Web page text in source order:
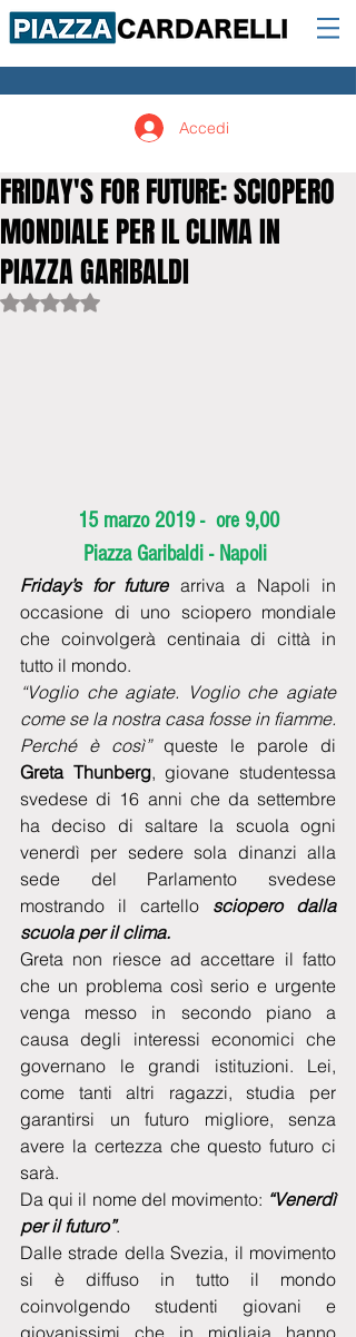
Accedi
FRIDAY'S FOR FUTURE: SCIOPERO
MONDIALE PER IL CLIMA IN
PIAZZA GARIBALDI
Valutazione NaN stelle su 5.
15 marzo 2019 -  ore 9,00
Piazza Garibaldi - Napoli
Friday’s for future arriva a Napoli in
occasione di uno sciopero mondiale
che coinvolgerà centinaia di città in
tutto il mondo.
“Voglio che agiate. Voglio che agiate
come se la nostra casa fosse in fiamme.
Perché è così”
Greta Thunberg, giovane studentessa
svedese di 16 anni che da settembre
ha deciso di saltare la scuola ogni
venerdì per sedere sola dinanzi alla
sede del Parlamento svedese
mostrando il cartello sciopero dalla
scuola per il clima.
Greta non riesce ad accettare il fatto
che un problema così serio e urgente
venga messo in secondo piano a
causa degli interessi economici che
governano le grandi istituzioni. Lei,
come tanti altri ragazzi, studia per
garantirsi un futuro migliore, senza
avere la certezza che questo futuro ci
sarà.
Da qui il nome del movimento: “Venerdì
per il futuro”.
Dalle strade della Svezia, il movimento
si è diffuso in tutto il mondo
coinvolgendo studenti giovani e
giovanissimi che in migliaia hanno